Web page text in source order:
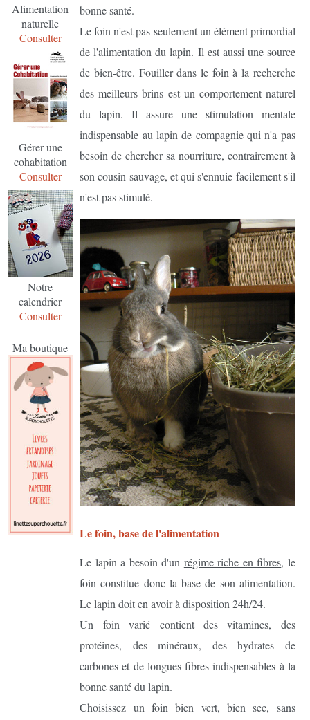
Alimentation
naturelle
Consulter
Gérer une
cohabitation
Consulter
Notre
calendrier
Consulter
Ma boutique
bonne santé.
Le foin n'est pas seulement un élément primordial
de l'alimentation du lapin. Il est aussi une source
de bien-être. Fouiller dans le foin à la recherche
des meilleurs brins est un comportement naturel
du lapin. Il assure une stimulation mentale
indispensable au lapin de compagnie qui n'a pas
besoin de chercher sa nourriture, contrairement à
son cousin sauvage, et qui s'ennuie facilement s'il
n'est pas stimulé.
Le foin, base de l'alimentation
Le lapin a besoin d'un régime riche en fibres, le
foin constitue donc la base de son alimentation.
Le lapin doit en avoir à disposition 24h/24.
Un foin varié contient des vitamines, des
protéines, des minéraux, des hydrates de
carbones et de longues fibres indispensables à la
bonne santé du lapin.
Choisissez un foin bien vert, bien sec, sans